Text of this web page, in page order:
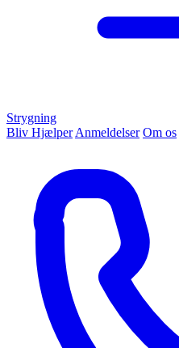
Strygning
Bliv Hjælper Anmeldelser Om os